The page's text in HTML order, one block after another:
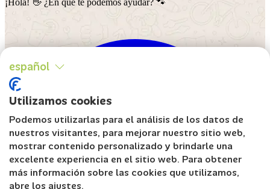
¡Hola! 👋 ¿En qué te podemos ayudar? 🐾
español
Utilizamos cookies
Podemos utilizarlas para el análisis de los datos de
nuestros visitantes, para mejorar nuestro sitio web,
mostrar contenido personalizado y brindarle una
excelente experiencia en el sitio web. Para obtener
más información sobre las cookies que utilizamos,
abre los ajustes.